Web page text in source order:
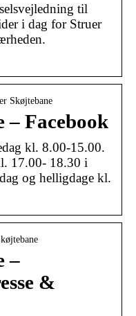
til
i dag for Struer
Skøjtebane
– Facebook
kl. 8.00-15.00.
17.00- 18.30 i
og helligdage kl.
–
&